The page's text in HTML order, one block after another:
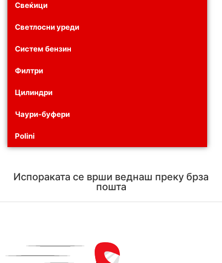
Свеќици
Светлосни уреди
Систем бензин
Филтри
Цилиндри
Чаури-буфери
Polini
Испораката се врши веднаш преку брза
пошта